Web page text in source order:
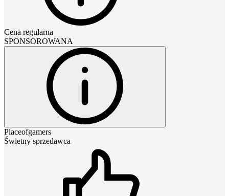
Cena regularna
SPONSOROWANA
Placeofgamers
Świetny sprzedawca